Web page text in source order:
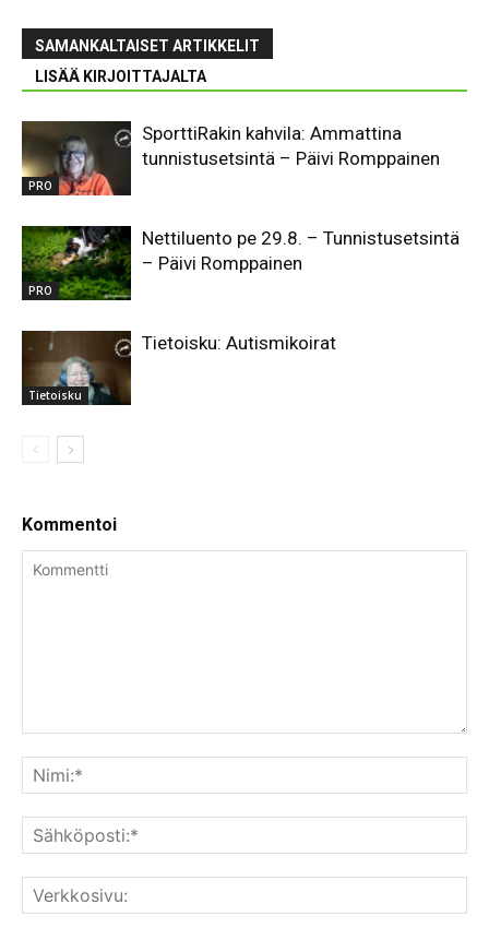
SAMANKALTAISET ARTIKKELIT
LISÄÄ KIRJOITTAJALTA
PRO
SporttiRakin kahvila: Ammattina
tunnistusetsintä – Päivi Romppainen
PRO
Nettiluento pe 29.8. – Tunnistusetsintä
– Päivi Romppainen
Tietoisku
Tietoisku: Autismikoirat
Kommentoi